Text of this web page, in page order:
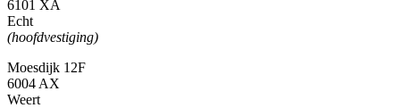
6101 XA
Echt
(hoofdvestiging)
Moesdijk 12F
6004 AX
Weert